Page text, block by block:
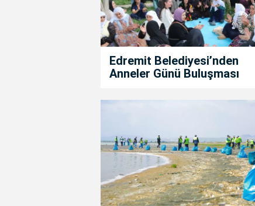
Edremit Belediyesi’nden
Anneler Günü Buluşması